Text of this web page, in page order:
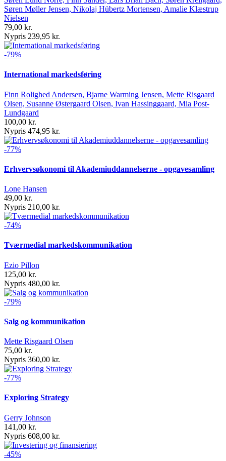
Søren Møller Jensen, Nikolaj Hübertz Mortensen, Amalie Klæstrup
Nielsen
79,00 kr.
Nypris 239,95 kr.
-79%
International markedsføring
Finn Rolighed Andersen, Bjarne Warming Jensen, Mette Risgaard
Olsen, Susanne Østergaard Olsen, Ivan Hassinggaard, Mia Post-
Lundgaard
100,00 kr.
Nypris 474,95 kr.
-77%
Erhvervsøkonomi til Akademiuddannelserne - opgavesamling
Lone Hansen
49,00 kr.
Nypris 210,00 kr.
-74%
Tværmedial markedskommunikation
Ezio Pillon
125,00 kr.
Nypris 480,00 kr.
-79%
Salg og kommunikation
Mette Risgaard Olsen
75,00 kr.
Nypris 360,00 kr.
-77%
Exploring Strategy
Gerry Johnson
141,00 kr.
Nypris 608,00 kr.
-45%